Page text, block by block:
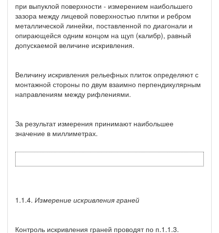
при выпуклой поверхности - измерением наибольшего
зазора между лицевой поверхностью плитки и ребром
металлической линейки, поставленной по диагонали и
опирающейся одним концом на щуп (калибр), равный
допускаемой величине искривления.
Величину искривления рельефных плиток определяют с
монтажной стороны по двум взаимно перпендикулярным
направлениям между рифлениями.
За результат измерения принимают наибольшее
значение в миллиметрах.
1.1.4. Измерение искривления граней
Контроль искривления граней проводят по п.1.1.3.